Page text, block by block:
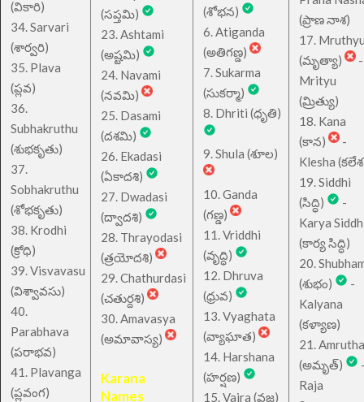
(వికారి)
34. Sarvari
(శార్వరి)
35. Plava
(ప్లవ)
36.
Subhakruthu
(శుభకృతు)
37.
Sobhakruthu
(శోభకృతు)
38. Krodhi
(క్రోధి)
39. Visvavasu
(విశ్వావసు)
40.
Parabhava
(పరాభవ)
41. Plavanga
(ప్లవంగ)
(సప్తమి)
23. Ashtami
(అష్టమి)
24. Navami
(నవమి)
25. Dasami
(దశమి)
26. Ekadasi
(ఏకాదశి)
27. Dwadasi
(ద్వాదశి)
28. Thrayodasi
(త్రయోదశి)
29. Chathurdasi
(చతుర్దశి)
30. Amavasya
(అమావాస్య)
Karana
Names
(శోభన)
6. Atiganda
(అతిగణ్డ)
7. Sukarma
(సుకర్మా)
8. Dhriti (ధృతి)
9. Shula (శూల)
10. Ganda
(గణ్డ)
11. Vriddhi
(వృద్ధి)
12. Dhruva
(ధ్రువ)
13. Vyaghata
(వ్యాఘాత)
14. Harshana
(హర్షణ)
15. Vajra (వజ్ర)
(ప్రాణ నాశ)
17.
(మృత్యా)
-
Mrityu
(మ్రిత్యు)
18. Kana
(కాన)
-
Klesha
19. Siddhi
(సిద్ధి)
-
Karya
(కార్య సిద్ధి)
20.
(శుభం)
-
Kalyana
(కళ్యాణ)
21. Amrutha
(అమృత్)
Raja